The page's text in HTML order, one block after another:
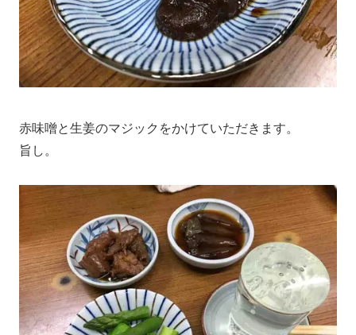
赤味噌と生姜のマジックをかけていただきます。
旨し。